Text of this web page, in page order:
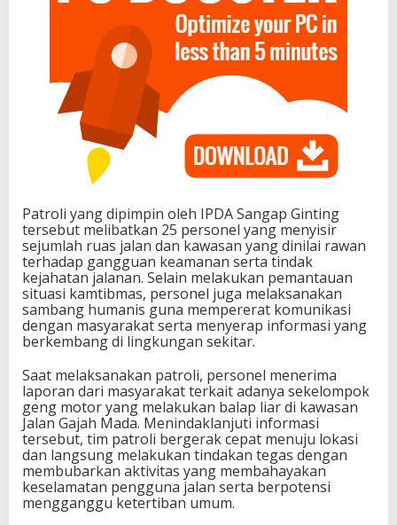
Patroli yang dipimpin oleh IPDA Sangap Ginting
tersebut melibatkan 25 personel yang menyisir
sejumlah ruas jalan dan kawasan yang dinilai rawan
terhadap gangguan keamanan serta tindak
kejahatan jalanan. Selain melakukan pemantauan
situasi kamtibmas, personel juga melaksanakan
sambang humanis guna mempererat komunikasi
dengan masyarakat serta menyerap informasi yang
berkembang di lingkungan sekitar.
Saat melaksanakan patroli, personel menerima
laporan dari masyarakat terkait adanya sekelompok
geng motor yang melakukan balap liar di kawasan
Jalan Gajah Mada. Menindaklanjuti informasi
tersebut, tim patroli bergerak cepat menuju lokasi
dan langsung melakukan tindakan tegas dengan
membubarkan aktivitas yang membahayakan
keselamatan pengguna jalan serta berpotensi
mengganggu ketertiban umum.